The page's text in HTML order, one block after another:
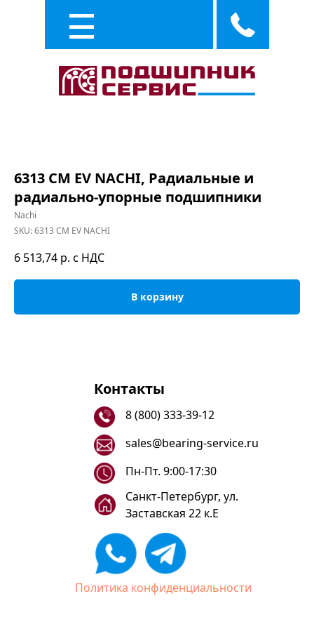
6313 CM EV NACHI, Радиальные и
радиально-упорные подшипники
Nachi
SKU:6313 CM EV NACHI
6 513,74 р. с НДС
В корзину
Контакты
8 (800) 333-39-12
sales@bearing-service.ru
Санкт-Петербург, ул.
Заставская 22 к.Е
Пн-Пт. 9:00-17:30
Политика конфиденциальности